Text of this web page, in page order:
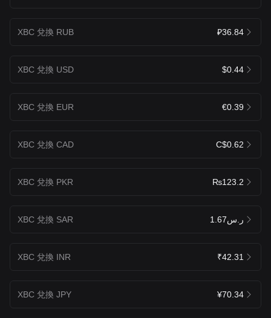
XBC 兌換 RUB ₽36.84
XBC 兌換 USD $0.44
XBC 兌換 EUR €0.39
XBC 兌換 CAD C$0.62
XBC 兌換 PKR ₨123.2
XBC 兌換 SAR ر.س1.67
XBC 兌換 INR ₹42.31
XBC 兌換 JPY ¥70.34